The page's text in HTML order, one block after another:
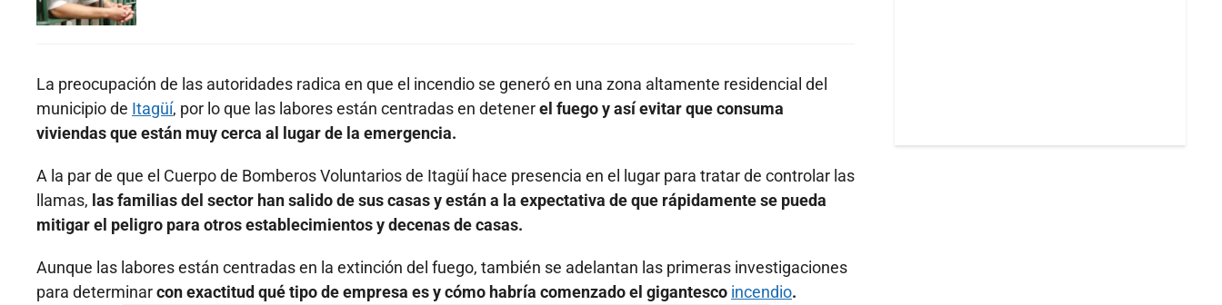
La preocupación de las autoridades radica en que el incendio se generó en una zona altamente residencial del
municipio de Itagüí, por lo que las labores están centradas en detenerel fuego y así evitar que consuma
viviendas que están muy cerca al lugar de la emergencia.
A la par de que el Cuerpo de Bomberos Voluntarios de Itagüí hace presencia en el lugar para tratar de controlar las
llamas, las familias del sector han salido de sus casas y están a la expectativa de que rápidamente se pueda
mitigar el peligro para otros establecimientos y decenas de casas.
Aunque las labores están centradas en la extinción del fuego, también se adelantan las primeras investigaciones
para determinarcon exactitud qué tipo de empresa es y cómo habría comenzado el gigantesco incendio.